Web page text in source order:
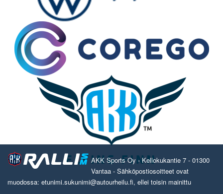
AKK Sports Oy - Kellokukantie 7 - 01300
Vantaa - Sähköpostiosoitteet ovat
muodossa: etunimi.sukunimi@autourheilu.fi, ellei toisin mainittu